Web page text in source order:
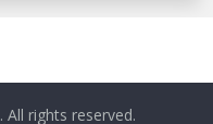
. All rights reserved.